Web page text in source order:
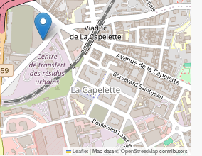
Leaflet|Map data ©OpenStreetMapcontributors